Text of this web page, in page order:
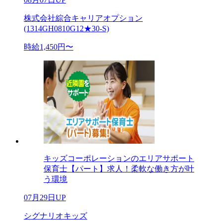
株式会社綜合キャリアオプション
(1314GH0810G12★30-S)
時給1,450円〜
キッズコーポレーションのエリアサポート
保育士【パート】求人！柔軟な働き方が叶
う環境
07月29日UP
シグナリオキッズ